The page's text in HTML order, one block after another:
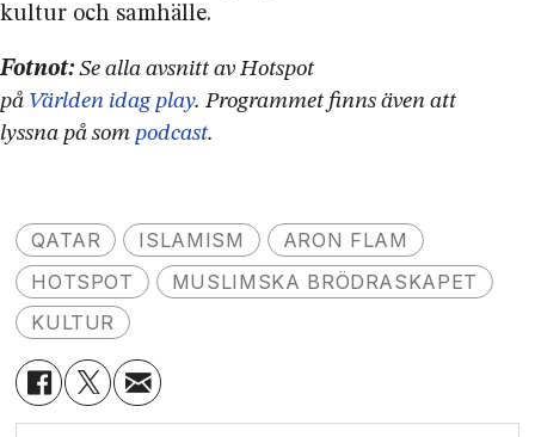
kultur och samhälle.
Fotnot: Se alla avsnitt av Hotspot
på Världen idag play. Programmet finns även att
lyssna på som podcast.
QATAR ISLAMISM
ARON FLAM
HOTSPOT
MUSLIMSKA BRÖDRASKAPET
KULTUR